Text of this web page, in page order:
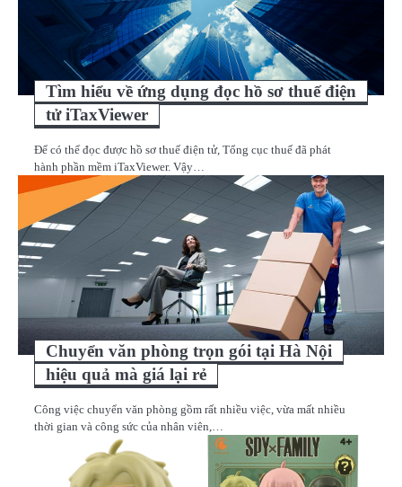
Tìm hiểu về ứng dụng đọc hồ sơ thuế điện
tử iTaxViewer
Để có thể đọc được hồ sơ thuế điện tử, Tổng cục thuế đã phát
hành phần mềm iTaxViewer. Vậy…
Chuyển văn phòng trọn gói tại Hà Nội
hiệu quả mà giá lại rẻ
Công việc chuyển văn phòng gồm rất nhiều việc, vừa mất nhiều
thời gian và công sức của nhân viên,…